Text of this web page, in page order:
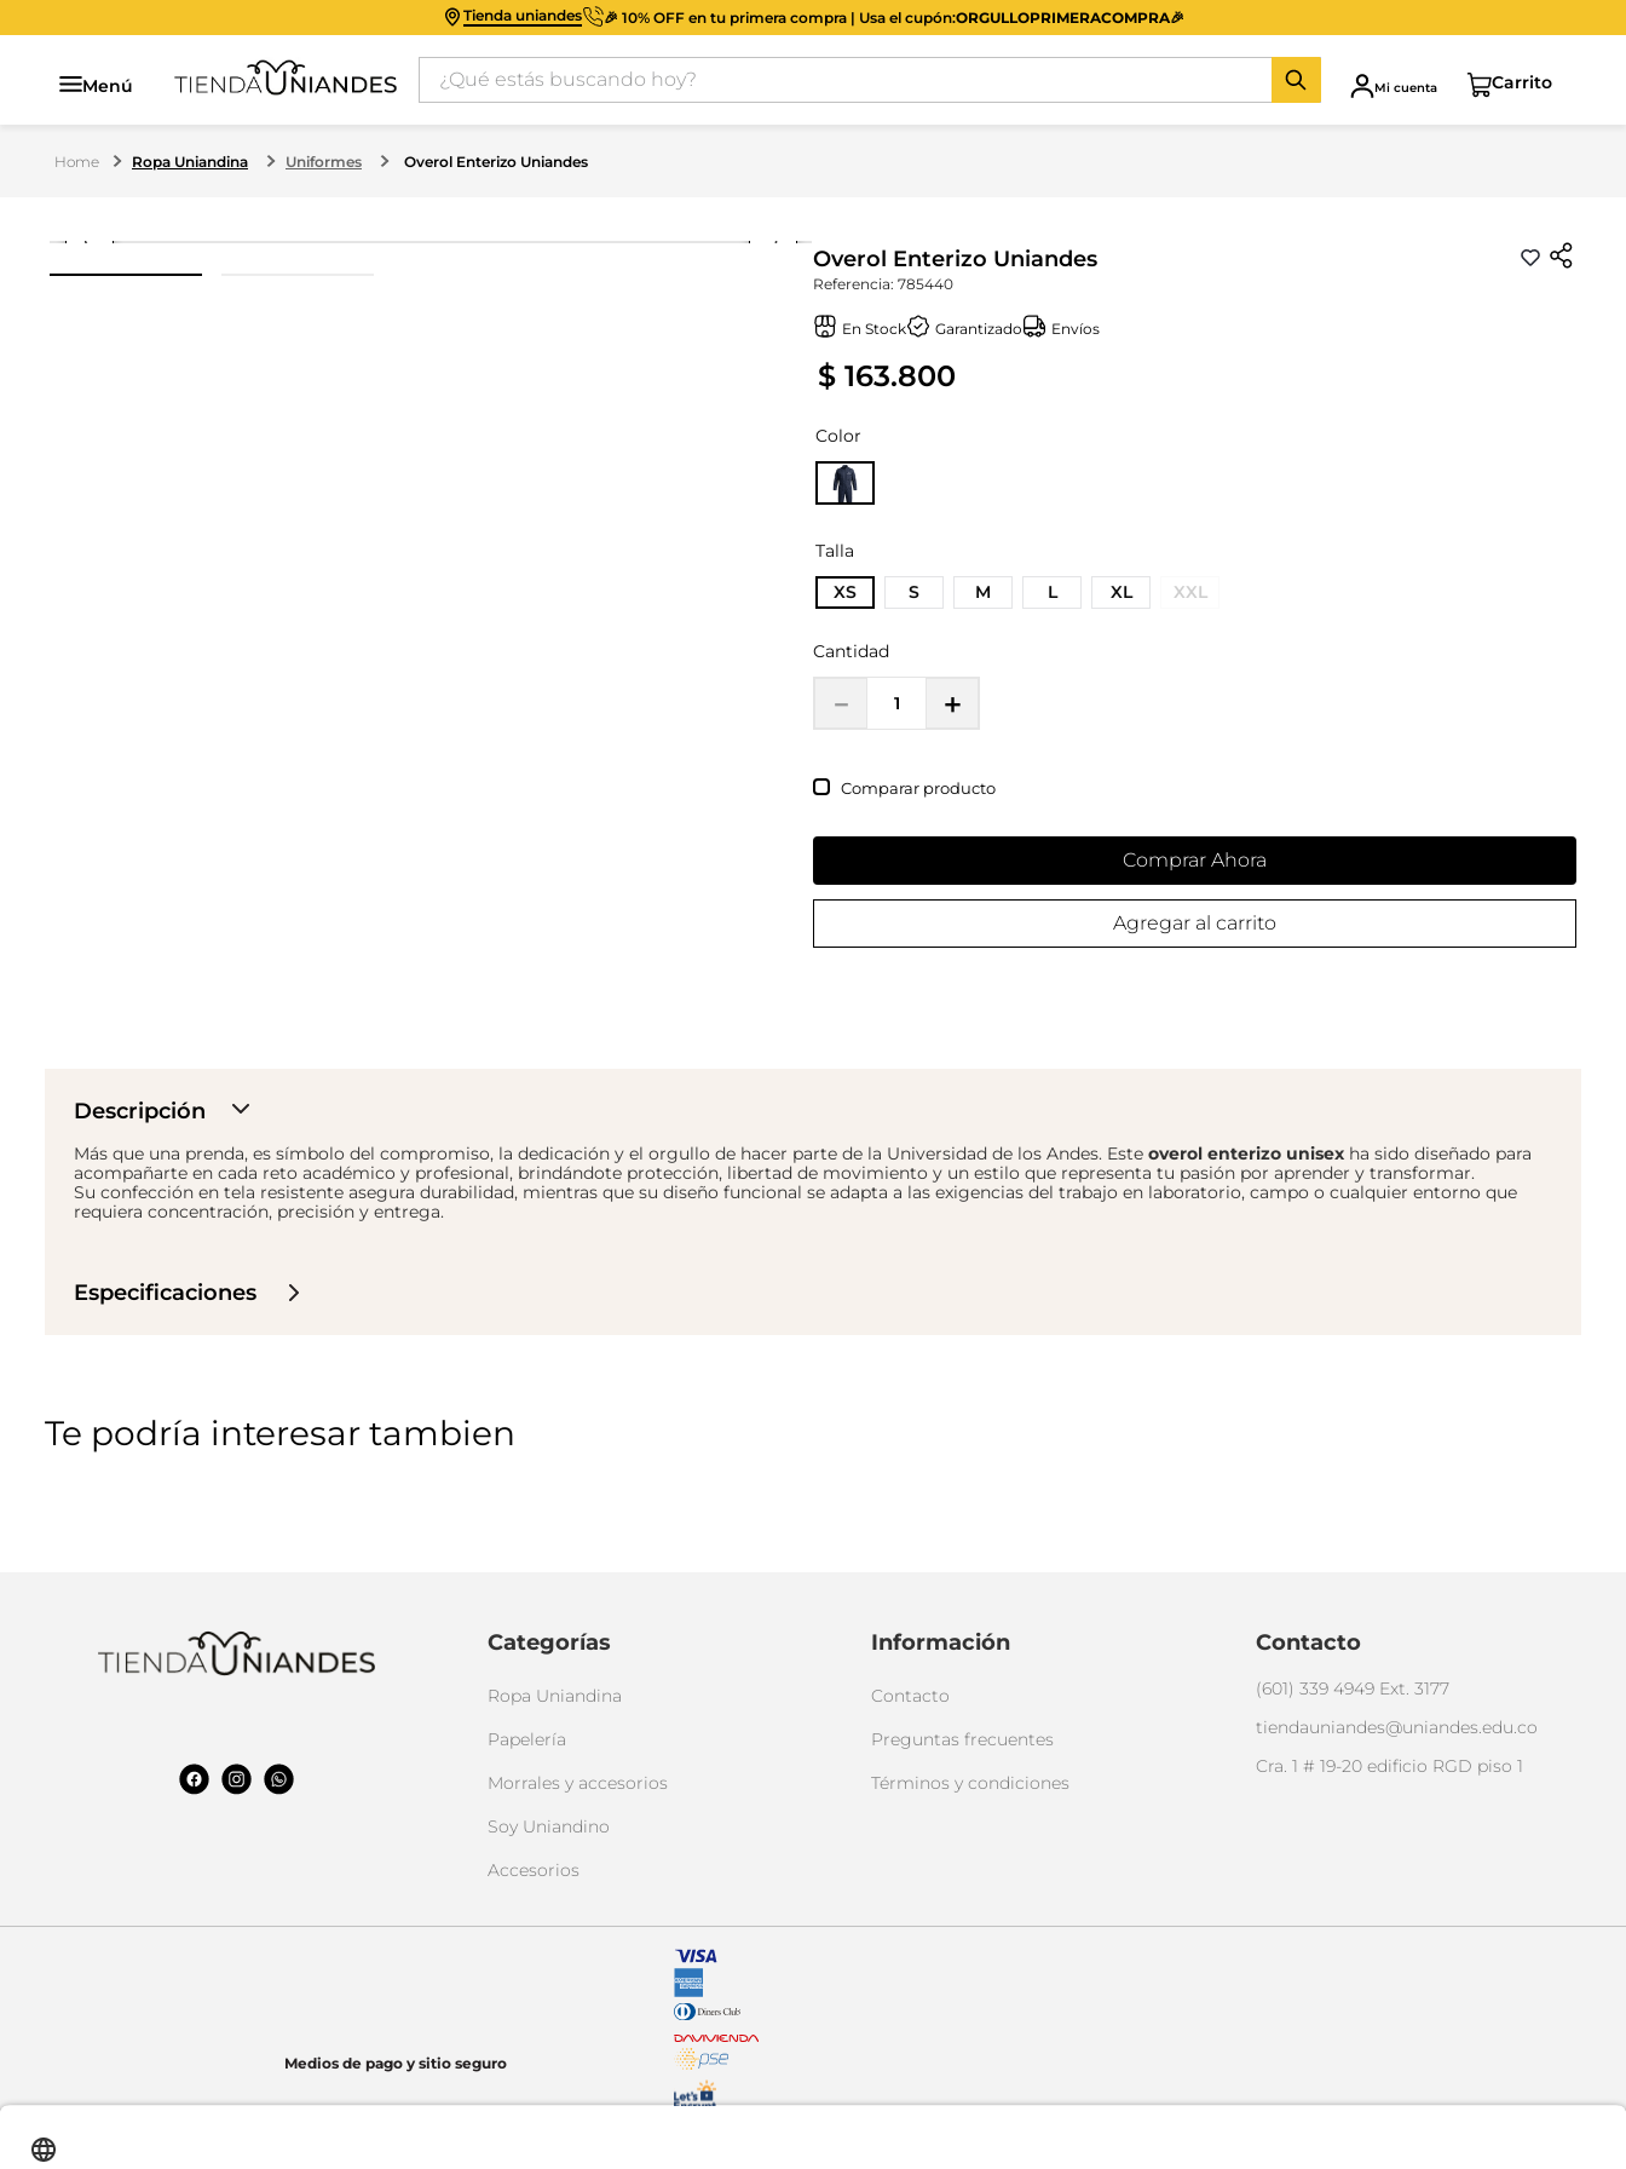
Tienda uniandes 🎉 10% OFF en tu primera compra | Usa el cupón:ORGULLOPRIMERACOMPRA🎉
Menú
¿Qué estás buscando hoy?
Mi cuenta
Ropa Uniandina Uniformes Overol Enterizo Uniandes
Overol Enterizo Uniandes
Referencia: 785440
En Stock Garantizado Envíos
$ 163.800
Color
Talla
XS
S M L XL XXL
Cantidad
＋
－
Comparar
Comprar Ahora
Agregar al carrito
Descripción
Más que una prenda, es símbolo del compromiso, la dedicación y el orgullo de hacer parte de la Universidad de los Andes. Este overol enterizo unisex ha sido diseñado para
acompañarte en cada reto académico y profesional, brindándote protección, libertad de movimiento y un estilo que representa tu pasión por aprender y transformar.
Su confección en tela resistente asegura durabilidad, mientras que su diseño funcional se adapta a las exigencias del trabajo en laboratorio, campo o cualquier entorno que
requiera concentración, precisión y entrega.
Especificaciones
Te podría interesar tambien
Categorías
Ropa Uniandina
Papelería
Morrales y accesorios
Soy Uniandino
Accesorios
Información
Contacto
Preguntas frecuentes
Términos y condiciones
Contacto
(601) 339 4949 Ext. 3177
tiendauniandes@uniandes.edu.co
Cra. 1 # 19-20 edificio RGD piso 1
Medios de pago y sitio seguro